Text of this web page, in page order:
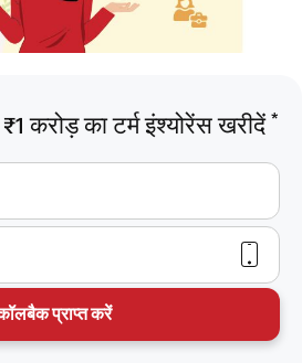
करोड़ का टर्म इंश्योरेंस खरीदें *
प्राप्त करें